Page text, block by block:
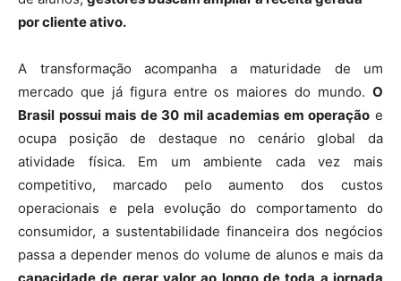
por cliente ativo.
A transformação acompanha a maturidade de um
mercado que já figura entre os maiores do mundo. O
Brasil possui mais de 30 mil academias em operação e
ocupa posição de destaque no cenário global da
atividade física. Em um ambiente cada vez mais
competitivo, marcado pelo aumento dos custos
operacionais e pela evolução do comportamento do
consumidor, a sustentabilidade financeira dos negócios
passa a depender menos do volume de alunos e mais da